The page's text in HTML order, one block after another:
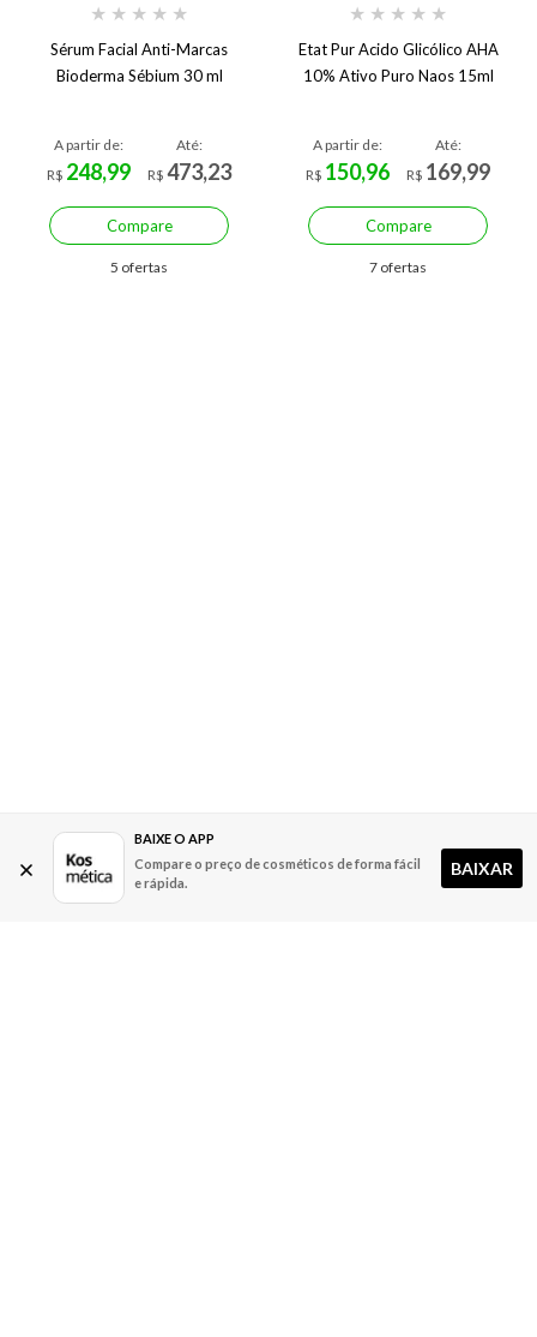
★ ★ ★ ★ ★
Sérum Facial Anti-Marcas
Bioderma Sébium 30 ml
A partir de:
R$ 248,99
Até:
R$473,23
Compare
5 ofertas
★ ★ ★ ★ ★
Etat Pur Acido Glicólico AHA
10% Ativo Puro Naos 15ml
A partir de:
R$ 150,96
Até:
R$ 169,99
Compare
7 ofertas
BAIXE O APP
Compare o preço de cosméticos de forma fácil
e rápida.
BAIXAR